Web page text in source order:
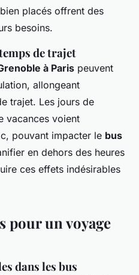
placés offrent des
besoins.
de trajet
à Paris peuvent
allongeant
trajet. Les jours de
vacances voient
pouvant impacter le bus
en dehors des heures
ces effets indésirables
pour un voyage
dans les bus